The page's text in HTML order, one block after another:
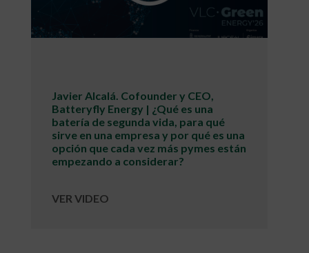
Javier Alcalá. Cofounder y CEO,
Batteryfly Energy | ¿Qué es una
batería de segunda vida, para qué
sirve en una empresa y por qué es una
opción que cada vez más pymes están
empezando a considerar?
VER VIDEO